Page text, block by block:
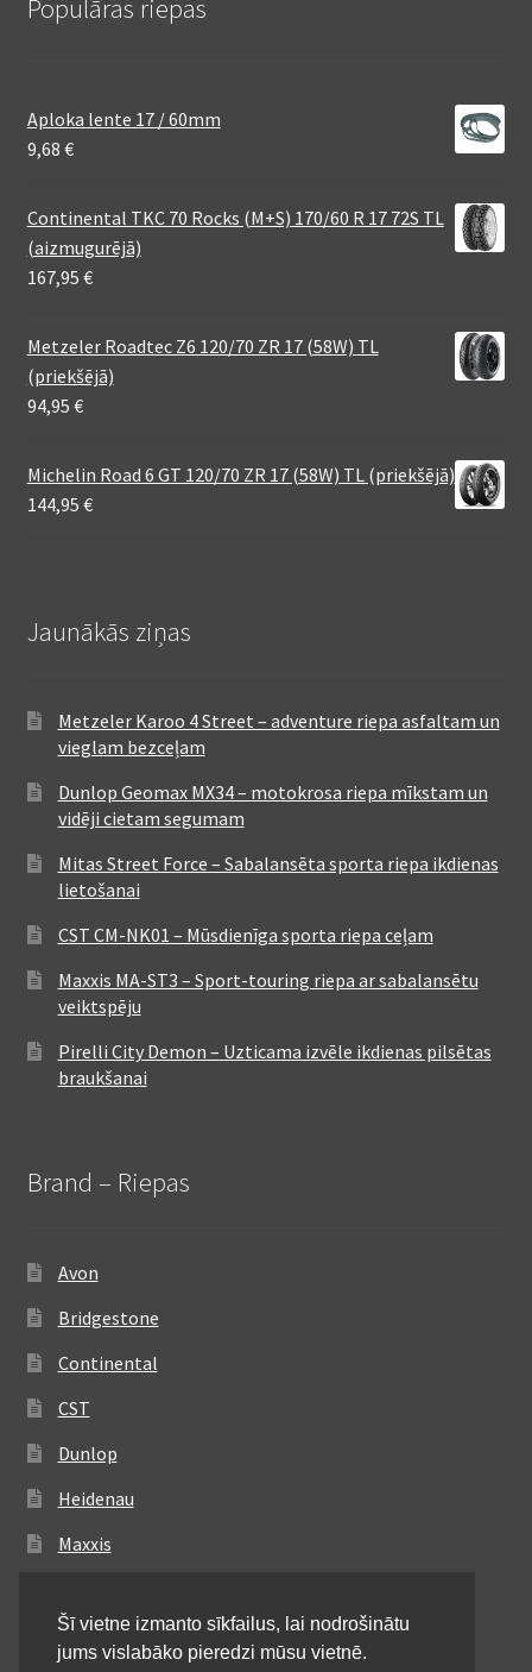
Populāras riepas
Aploka lente 17 / 60mm
9,68 €
Continental TKC 70 Rocks (M+S) 170/60 R 17 72S TL
(aizmugurējā)
167,95 €
Metzeler Roadtec Z6 120/70 ZR 17 (58W) TL
(priekšējā)
94,95 €
Michelin Road 6 GT 120/70 ZR 17 (58W) TL (priekšējā)
144,95 €
Jaunākās ziņas
Metzeler Karoo 4 Street – adventure riepa asfaltam un
vieglam bezceļam
Dunlop Geomax MX34 – motokrosa riepa mīkstam un
vidēji cietam segumam
Mitas Street Force – Sabalansēta sporta riepa ikdienas
lietošanai
CST CM-NK01 – Mūsdienīga sporta riepa ceļam
Maxxis MA-ST3 – Sport-touring riepa ar sabalansētu
veiktspēju
Pirelli City Demon – Uzticama izvēle ikdienas pilsētas
braukšanai
Brand – Riepas
Avon
Bridgestone
Continental
CST
Dunlop
Heidenau
Maxxis
Michelin
Šī vietne izmanto sīkfailus, lai nodrošinātu
jums vislabāko pieredzi mūsu vietnē.